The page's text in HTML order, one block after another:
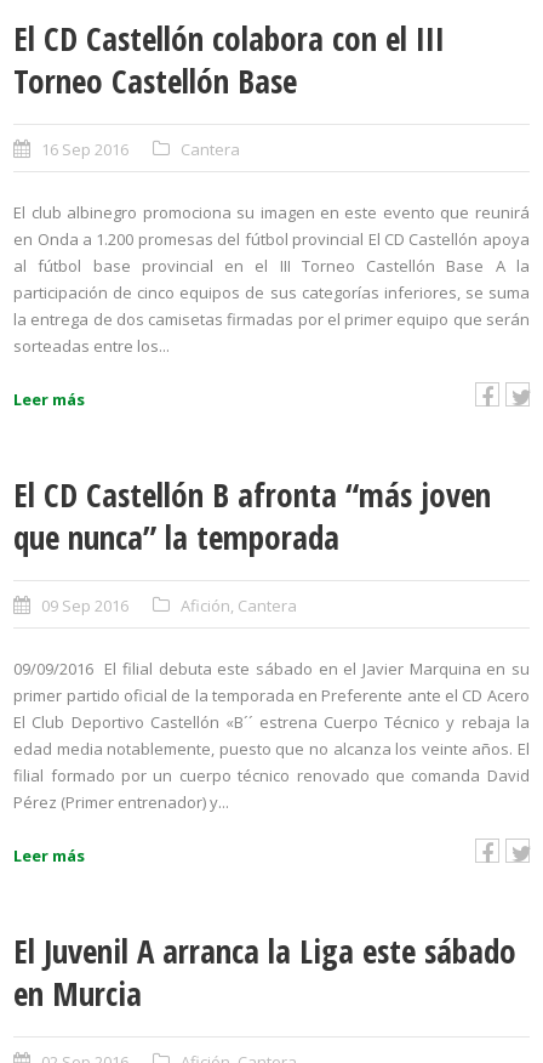
El CD Castellón colabora con el III
Torneo Castellón Base
16 Sep 2016 Cantera
El club albinegro promociona su imagen en este evento que reunirá
en Onda a 1.200 promesas del fútbol provincial El CD Castellón apoya
al fútbol base provincial en el III Torneo Castellón Base A la
participación de cinco equipos de sus categorías inferiores, se suma
la entrega de dos camisetas firmadas por el primer equipo que serán
sorteadas entre los...
Leer más
El CD Castellón B afronta “más joven
que nunca” la temporada
09 Sep 2016 Afición, Cantera
09/09/2016 El filial debuta este sábado en el Javier Marquina en su
primer partido oficial de la temporada en Preferente ante el CD Acero
El Club Deportivo Castellón «B´´ estrena Cuerpo Técnico y rebaja la
edad media notablemente, puesto que no alcanza los veinte años. El
filial formado por un cuerpo técnico renovado que comanda David
Pérez (Primer entrenador) y...
Leer más
El Juvenil A arranca la Liga este sábado
en Murcia